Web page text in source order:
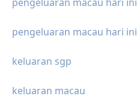
pengeluaran macau hari ini
keluaran sgp
keluaran macau